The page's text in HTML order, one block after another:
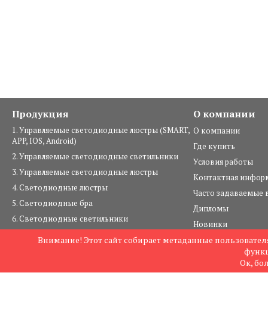
Внимание! Этот сайт собирает метаданные
Ок,
Продукция
1. Управляемые светодиодные люстры (SMART,
APP, IOS, Android)
2. Управляемые светодиодные светильники
3. Управляемые светодиодные люстры
4. Светодиодные люстры
5. Светодиодные бра
6. Светодиодные светильники
О компании
О компании
Где купить
Условия работы
Контактная
Часто задаваемые
Дипломы
Новинки
© 2004—2026